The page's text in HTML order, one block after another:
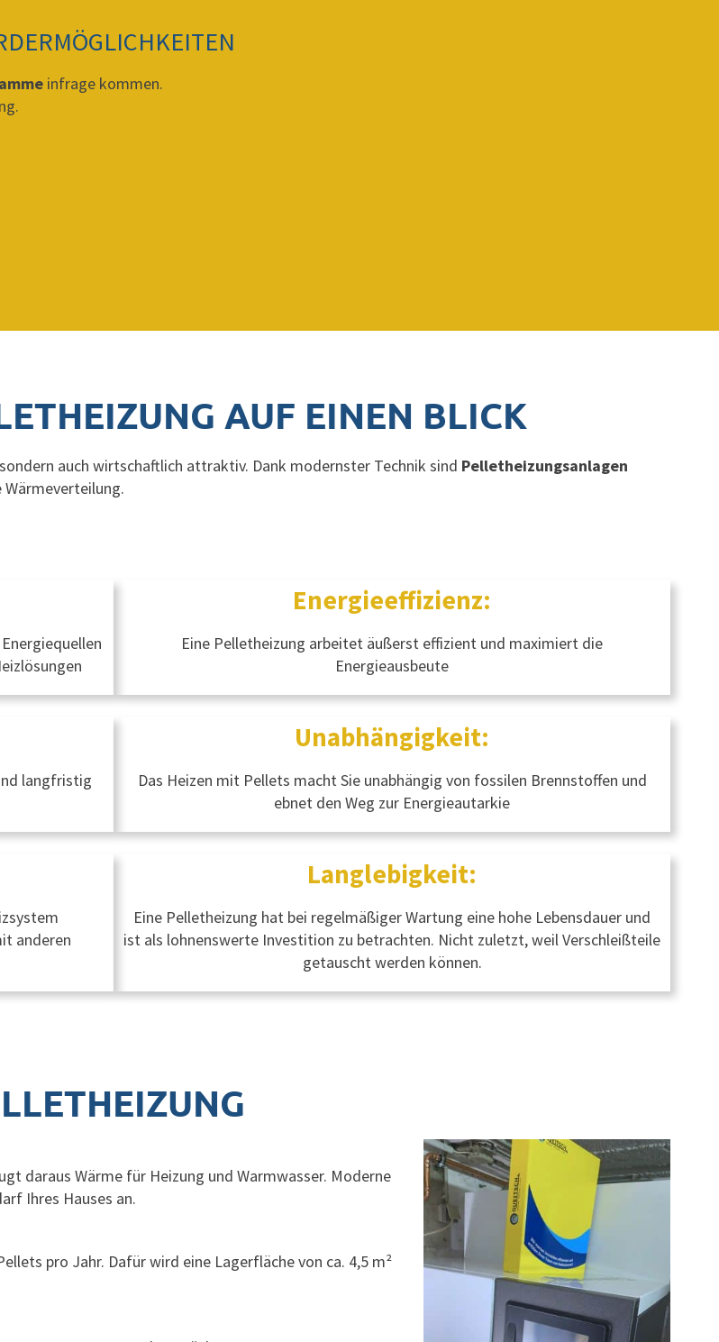
infrage kommen.
AUF EINEN BLICK
auch wirtschaftlich attraktiv. Dank modernster Technik sind Pelletheizungsanlagen
Energieeffizienz:
Eine Pelletheizung arbeitet äußerst effizient und maximiert die
Energieausbeute
langfristig
Unabhängigkeit:
Das Heizen mit Pellets macht Sie unabhängig von fossilen Brennstoffen und
ebnet den Weg zur Energieautarkie
anderen
Langlebigkeit:
Eine Pelletheizung hat bei regelmäßiger Wartung eine hohe Lebensdauer und
ist als lohnenswerte Investition zu betrachten. Nicht zuletzt, weil Verschleißteile
getauscht werden können.
daraus Wärme für Heizung und Warmwasser. Moderne
Ihres Hauses an.
pro Jahr. Dafür wird eine Lagerfläche von ca. 4,5 m²